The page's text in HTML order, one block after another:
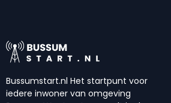
Bussumstart.nl Het startpunt voor
iedere inwoner van omgeving